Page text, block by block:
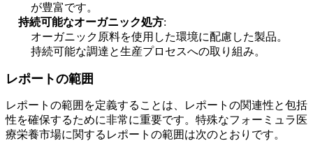
が豊富です。
持続可能なオーガニック処方:
オーガニック原料を使用した環境に配慮した製品。
持続可能な調達と生産プロセスへの取り組み。
レポートの範囲
レポートの範囲を定義することは、レポートの関連性と包括
性を確保するために非常に重要です。特殊なフォーミュラ医
療栄養市場に関するレポートの範囲は次のとおりです。